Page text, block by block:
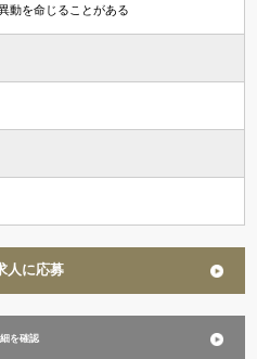
動を命じることがある
人に応募
を確認